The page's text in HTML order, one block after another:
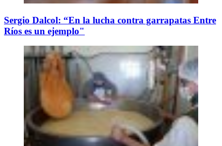
Sergio Dalcol: “En la lucha contra garrapatas Entre
Ríos es un ejemplo"